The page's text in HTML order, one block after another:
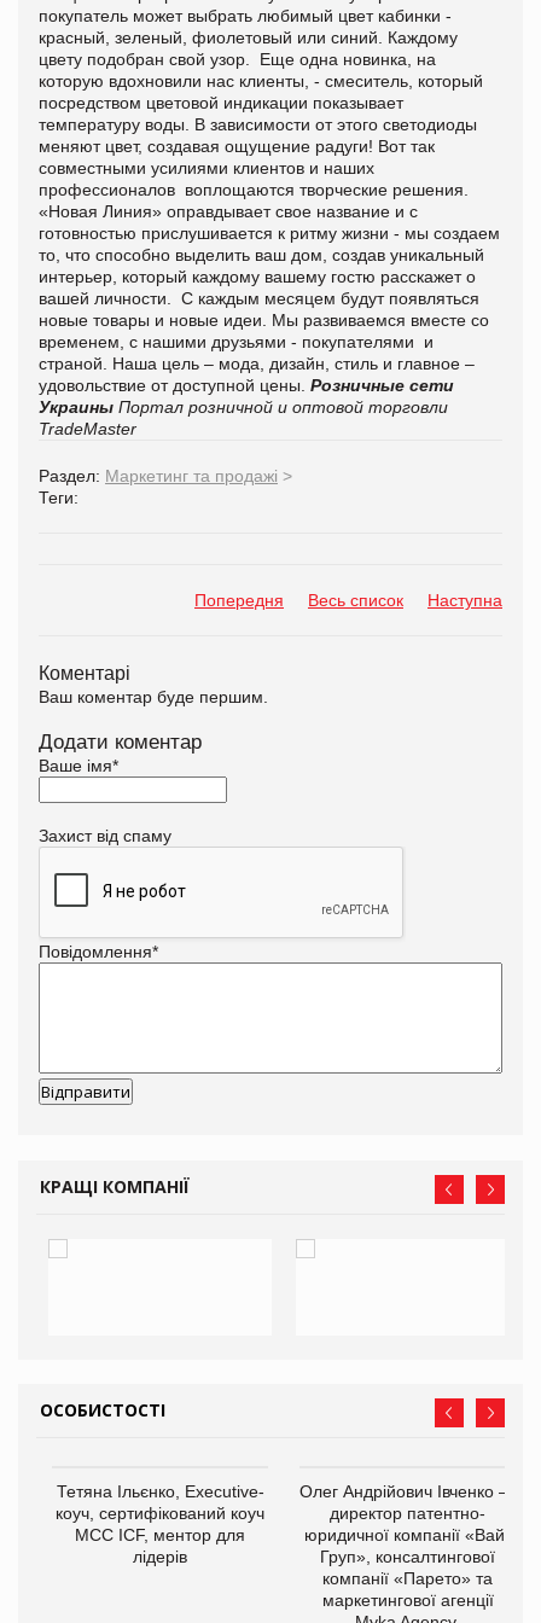
покупатель может выбрать любимый цвет кабинки -
красный, зеленый, фиолетовый или синий. Каждому
цвету подобран свой узор. Еще одна новинка, на
которую вдохновили нас клиенты, - смеситель, который
посредством цветовой индикации показывает
температуру воды. В зависимости от этого светодиоды
меняют цвет, создавая ощущение радуги! Вот так
совместными усилиями клиентов и наших
профессионалов воплощаются творческие решения.
«Новая Линия» оправдывает свое название и с
готовностью прислушивается к ритму жизни - мы создаем
то, что способно выделить ваш дом, создав уникальный
интерьер, который каждому вашему гостю расскажет о
вашей личности. С каждым месяцем будут появляться
новые товары и новые идеи. Мы развиваемся вместе со
временем, с нашими друзьями - покупателями и
страной. Наша цель – мода, дизайн, стиль и главное –
удовольствие от доступной цены. Розничные сети
Украины Портал розничной и оптовой торговли
TradeMaster
Раздел: Маркетинг та продажі >
Теги:
Попередня Весь список Наступна
Коментарі
Ваш коментар буде першим.
Додати коментар
Ваше імя*
Захист від спаму
Повідомлення*
КРАЩІ КОМПАНІЇ
ОСОБИСТОСТІ
Тетяна Ільєнко, Executive-
коуч, сертифікований коуч
МСС ICF, ментор для
лідерів
Олег Андрійович Івченко —
директор патентно-
юридичної компанії «Вайз
Груп», консалтингової
компанії «Парето» та
маркетингової агенції